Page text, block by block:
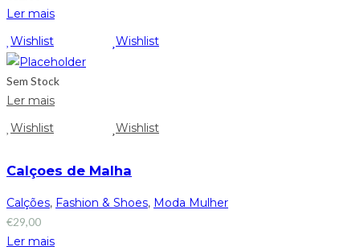
Ler mais
Wishlist
Wishlist
Sem Stock
Ler mais
Wishlist
Wishlist
Calçoes de Malha
Calções, Fashion & Shoes, Moda Mulher
€29,00
Ler mais